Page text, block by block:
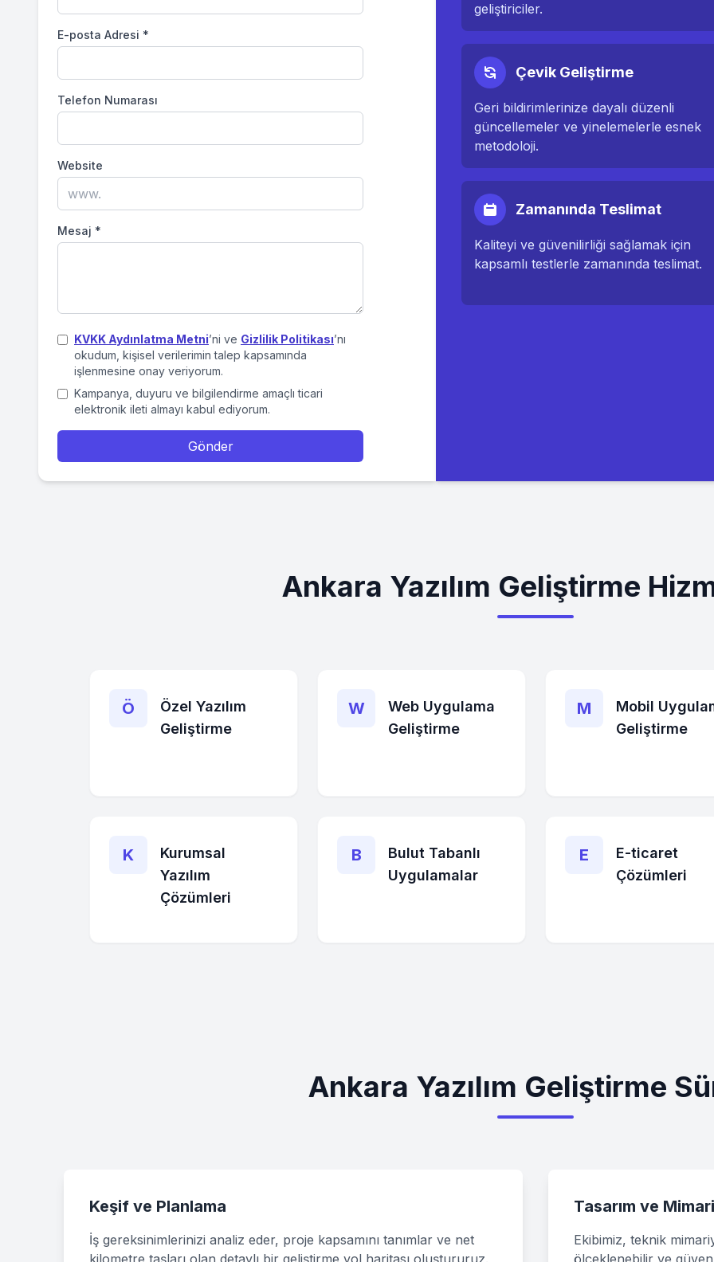
E-posta Adresi *
Telefon Numarası
Website
Mesaj *
KVKK Aydınlatma Metni’ni ve Gizlilik Politikası’nı
okudum, kişisel verilerimin talep kapsamında
işlenmesine onay veriyorum.
Kampanya, duyuru ve bilgilendirme amaçlı ticari
elektronik ileti almayı kabul ediyorum.
Gönder
geliştiriciler.
Çevik Geliştirme
Geri bildirimlerinize dayalı düzenli
güncellemeler ve yinelemelerle esnek
metodoloji.
Zamanında Teslimat
Kaliteyi ve güvenilirliği sağlamak için
kapsamlı testlerle zamanında teslimat.
Ankara Yazılım Geliştirme
Ö
Özel Yazılım
Geliştirme
W
Web Uygulama
Geliştirme
M
Mobil
Geliştirme
K
Kurumsal
Yazılım
Çözümleri
B
Bulut Tabanlı
Uygulamalar
E
E-ticaret
Çözümleri
Ankara Yazılım Geliştirme
Keşif ve Planlama
İş gereksinimlerinizi analiz eder, proje kapsamını tanımlar ve net
kilometre taşları olan detaylı bir geliştirme yol haritası oluştururuz.
Tasarım ve Mimari
Ekibimiz, teknik
ölçeklenebilir ve